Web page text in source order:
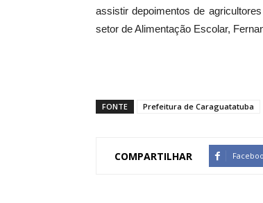
assistir depoimentos de
setor de Alimentação Escolar,
FONTE Prefeitura de Caraguatatuba
COMPARTILHAR